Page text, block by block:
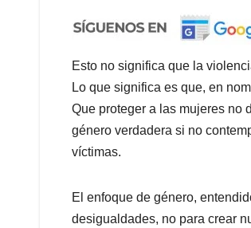
Esto no significa que la
Lo que significa es que, en
Que proteger a las mujeres no
género verdadera si no
víctimas.
El enfoque de género,
desigualdades, no para crear